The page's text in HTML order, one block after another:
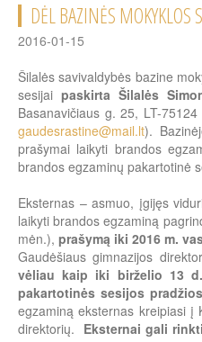
DĖL BAZINĖS MOKYKLOS
2016-01-15
Šilalės savivaldybės bazine
sesijai paskirta Šilalės
Basanavičiaus g. 25, LT-
gaudesrastine@mail.lt).
prašymai laikyti brandos
brandos egzaminų pakartotinė
Eksternas – asmuo, įgijęs
laikyti brandos egzaminą
mėn.), prašymą iki 2016 m.
Gaudėšiaus gimnazijos
vėliau kaip iki birželio 13
pakartotinės sesijos
egzaminą eksternas kreipiasi į
direktorių. Eksternai gali